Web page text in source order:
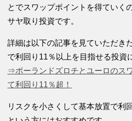
とでスワップポイントを得ていく
サヤ取り投資です。
詳細は以下の記事を見ていただき
で利回り11％以上を目指せる投資
⇒ポーランドズロチとユーロのス
て利回り11％超！
リスクを小さくして基本放置で利